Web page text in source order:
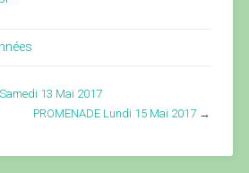
13 Mai 2017
PROMENADE Lundi 15 Mai 2017 →